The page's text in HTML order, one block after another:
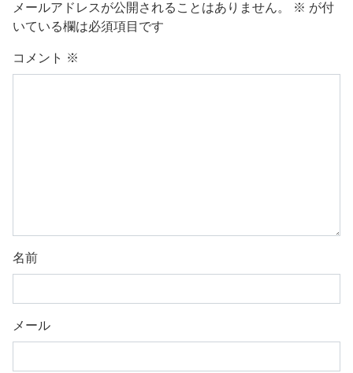
メールアドレスが公開されることはありません。 ※ が付
いている欄は必須項目です
コメント ※
名前
メール